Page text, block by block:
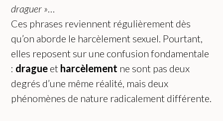
draguer »
Ces phrases reviennent régulièrement dès
qu’on aborde le harcèlement sexuel. Pourtant,
elles reposent sur une confusion fondamentale
: drague et harcèlement ne sont pas deux
degrés d’une même réalité, mais deux
phénomènes de nature radicalement différente.